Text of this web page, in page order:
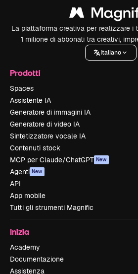
La piattaforma creativa per realizzare i
1 milione di abbonati tra creativi,
Italiano
Prodotti
Spaces
Assistente IA
Generatore di immagini IA
Generatore di video IA
Sintetizzatore vocale IA
Contenuti stock
MCP per Claude/ChatGPT New
Agenti New
API
App mobile
Tutti gli strumenti Magnific
Inizia
Academy
Documentazione
Assistenza